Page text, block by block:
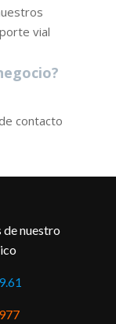
vial
contacto
nuestro